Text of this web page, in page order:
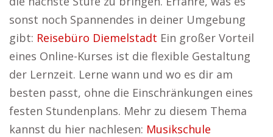
sonst noch Spannendes in deiner Umgebung
gibt: Reisebüro Diemelstadt Ein großer Vorteil
eines Online-Kurses ist die flexible Gestaltung
der Lernzeit. Lerne wann und wo es dir am
besten passt, ohne die Einschränkungen eines
festen Stundenplans. Mehr zu diesem Thema
kannst du hier nachlesen: Musikschule